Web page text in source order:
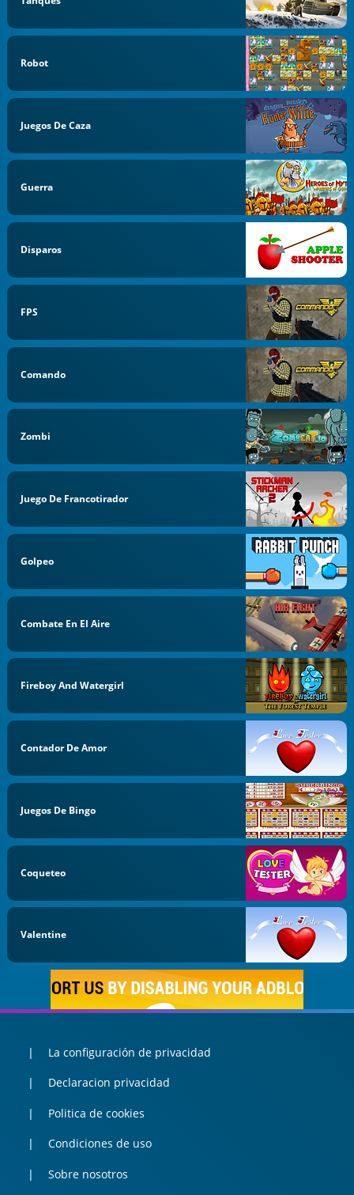
Robot
Juegos De Caza
Guerra
Disparos
FPS
Comando
Zombi
Juego De Francotirador
Golpeo
Combate En El Aire
Fireboy And Watergirl
Contador De Amor
Juegos De Bingo
Coqueteo
Valentine
La configuración de privacidad
Declaracion privacidad
Politica de cookies
Condiciones de uso
Sobre nosotros